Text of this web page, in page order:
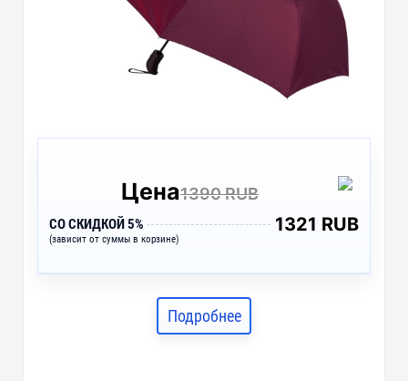
Цена1390 RUB
СО СКИДКОЙ 5%
(зависит от суммы в корзине)
1321 RUB
Подробнее